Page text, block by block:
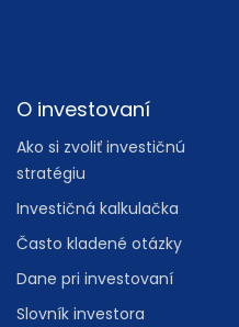
O investovaní
Ako si zvoliť investičnú
stratégiu
Investičná kalkulačka
Často kladené otázky
Dane pri investovaní
Slovník investora